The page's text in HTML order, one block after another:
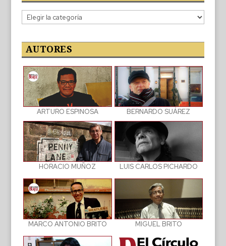
Categorías
de
publicaciones
AUTORES
ARTURO ESPINOSA BERNARDO SUÁREZ
HORACIO MUÑOZ LUIS CARLOS PICHARDO
MARCO ANTONIO BRITO MIGUEL BRITO